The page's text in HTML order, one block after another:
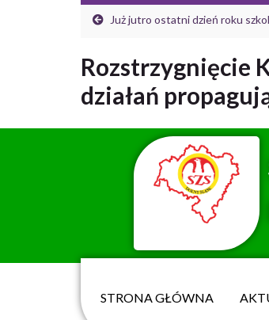
Już jutro ostatni dzień roku
Rozstrzygnięcie
działań
STRONA GŁÓWNA